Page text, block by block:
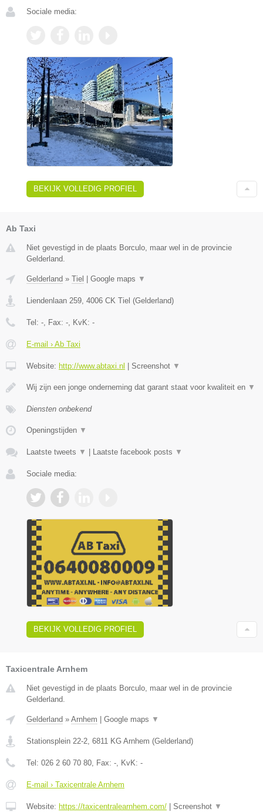
Sociale media:
BEKIJK VOLLEDIG PROFIEL
Ab Taxi
Niet gevestigd in de plaats Borculo, maar wel in de provincie
Gelderland.
Gelderland » Tiel Google maps ▼
Liendenlaan 259, 4006 CK Tiel (Gelderland)
Tel: -, Fax: -, KvK: -
E-mail › Ab Taxi
Website: http://www.abtaxi.nl Screenshot ▼
Wij zijn een jonge onderneming dat garant staat voor kwaliteit en ▼
Diensten onbekend
Openingstijden ▼
Laatste tweets ▼ Laatste facebook posts ▼
Sociale media:
BEKIJK VOLLEDIG PROFIEL
Taxicentrale Arnhem
Niet gevestigd in de plaats Borculo, maar wel in de provincie
Gelderland.
Gelderland » Arnhem Google maps ▼
Stationsplein 22-2, 6811 KG Arnhem (Gelderland)
Tel: 026 2 60 70 80, Fax: -, KvK: -
E-mail › Taxicentrale Arnhem
Website: https://taxicentralearnhem.com/ Screenshot ▼